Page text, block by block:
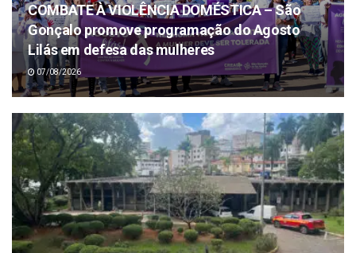
COMBATE À VIOLÊNCIA DOMÉSTICA – São
Gonçalo promove programação do Agosto
Lilás em defesa das mulheres
07/08/2026